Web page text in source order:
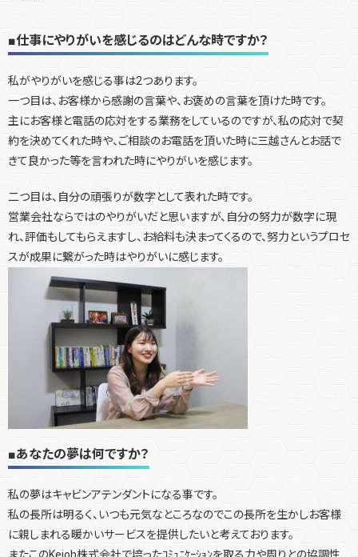
■仕事にやりがいを感じるのはどんな時ですか？
私がやりがいを感じる事は2つあります。
一つ目は、お客様から感謝の言葉や、お褒めの言葉を頂けた時です。
主にお客様と電話の応対をする業務をしているのですが、私の応対で契
約を決めてくれた時や、ご相談のお電話を頂いた時に三越さんとお話で
きて良かった等を言われた時にやりがいを感じます。
二つ目は、自分の頑張りが数字として表れた時です。
営業会社ならではのやりがいだと思いますが、自分の努力が数字に現
れ、評価もしてもらえますし、お給料も決まってくるので、努力というプロセ
スが成果に繋がった時はやりがいに感じます。
■あなたの夢は何ですか？
私の夢はキャビンアテンダントになる事です。
私の長所は明るく、いつも元気なところなのでこの長所を生かしお客様
に親しまれる暖かいサービスを提供したいと考えております。